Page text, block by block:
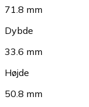
71.8 mm
Dybde
33.6 mm
Højde
50.8 mm